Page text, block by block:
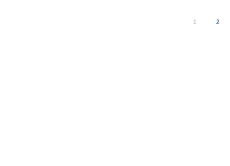
1 2